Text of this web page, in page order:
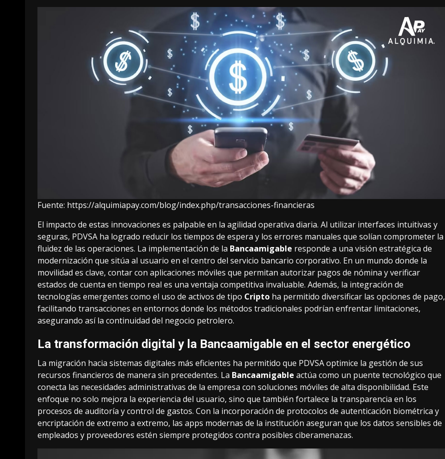
Fuente: https://alquimiapay.com/blog/index.php/transacciones-financieras
El impacto de estas innovaciones es palpable en la agilidad operativa diaria. Al utilizar interfaces intuitivas y
seguras, PDVSA ha logrado reducir los tiempos de espera y los errores manuales que solían comprometer la
fluidez de las operaciones. La implementación de la Bancaamigable responde a una visión estratégica de
modernización que sitúa al usuario en el centro del servicio bancario corporativo. En un mundo donde la
movilidad es clave, contar con aplicaciones móviles que permitan autorizar pagos de nómina y verificar
estados de cuenta en tiempo real es una ventaja competitiva invaluable. Además, la integración de
tecnologías emergentes como el uso de activos de tipo Cripto ha permitido diversificar las opciones de pago,
facilitando transacciones en entornos donde los métodos tradicionales podrían enfrentar limitaciones,
asegurando así la continuidad del negocio petrolero.
La transformación digital y la Bancaamigable en el sector energético
La migración hacia sistemas digitales más eficientes ha permitido que PDVSA optimice la gestión de sus
recursos financieros de manera sin precedentes. La Bancaamigable actúa como un puente tecnológico que
conecta las necesidades administrativas de la empresa con soluciones móviles de alta disponibilidad. Este
enfoque no solo mejora la experiencia del usuario, sino que también fortalece la transparencia en los
procesos de auditoría y control de gastos. Con la incorporación de protocolos de autenticación biométrica y
encriptación de extremo a extremo, las apps modernas de la institución aseguran que los datos sensibles de
empleados y proveedores estén siempre protegidos contra posibles ciberamenazas.